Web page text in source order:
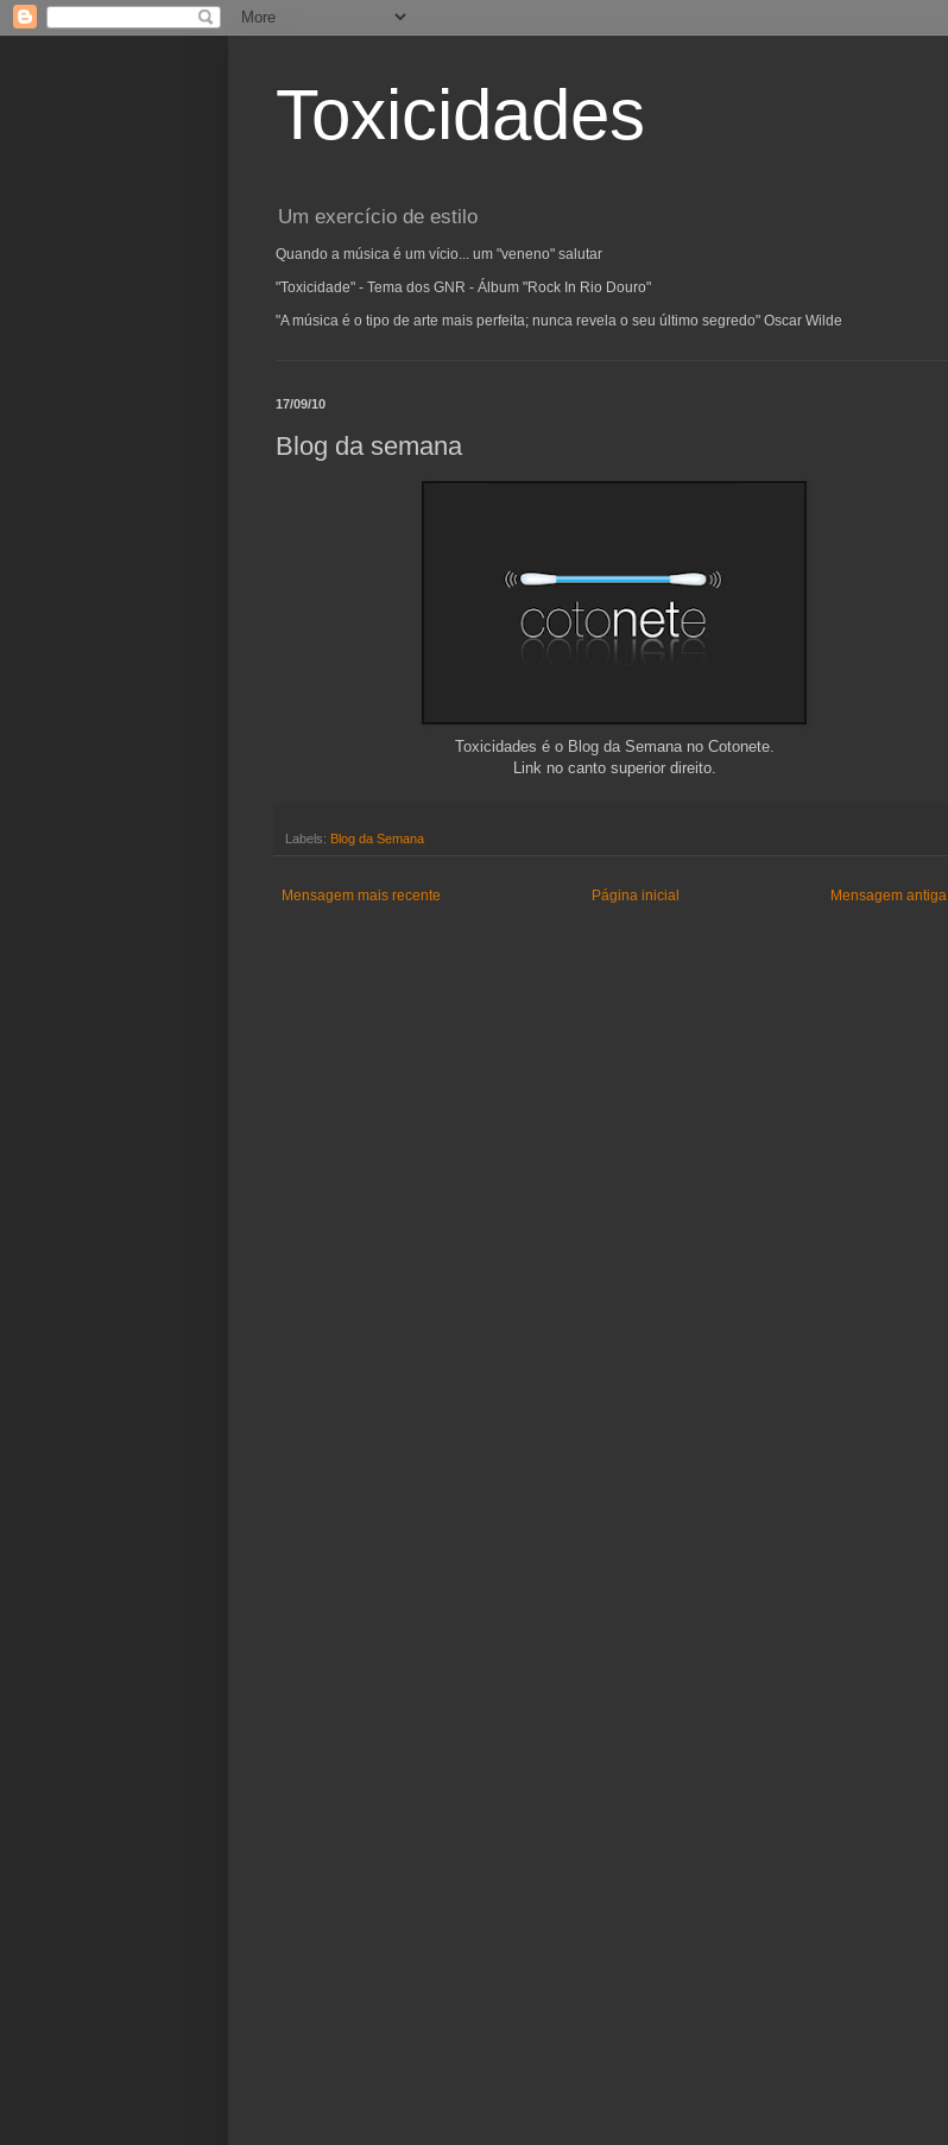
Toxicidades
Um exercício de estilo
Quando a música é um vício... um "veneno" salutar
"Toxicidade" - Tema dos GNR - Álbum "Rock In Rio Douro"
"A música é o tipo de arte mais perfeita; nunca revela o seu último segredo" Oscar Wilde
17/09/10
Blog da semana
Toxicidades é o Blog da Semana no Cotonete.
Link no canto superior direito.
Labels: Blog da Semana
Mensagem mais recente Mensagem antiga
Página inicial